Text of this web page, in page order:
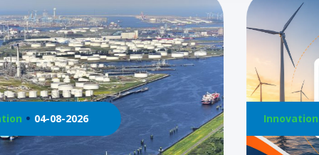
Innovation 21-07-2026